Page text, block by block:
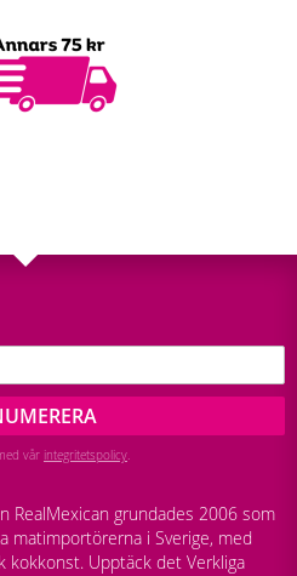
vår integritetspolicy.
RealMexican grundades 2006 som
matimportörerna i Sverige, med
kokkonst. Upptäck det Verkliga